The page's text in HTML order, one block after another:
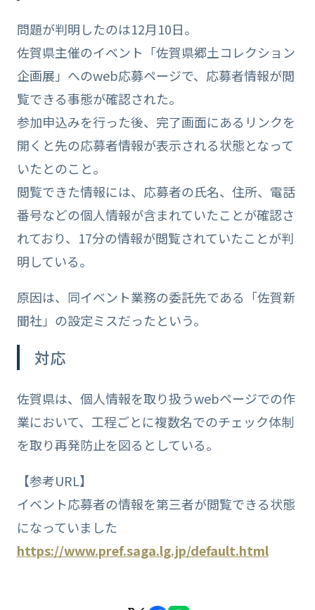
問題が判明したのは12月10日。
佐賀県主催のイベント「佐賀県郷土コレクション
企画展」へのweb応募ページで、応募者情報が閲
覧できる事態が確認された。
参加申込みを行った後、完了画面にあるリンクを
開くと先の応募者情報が表示される状態となって
いたとのこと。
閲覧できた情報には、応募者の氏名、住所、電話
番号などの個人情報が含まれていたことが確認さ
れており、17分の情報が閲覧されていたことが判
明している。
原因は、同イベント業務の委託先である「佐賀新
聞社」の設定ミスだったという。
対応
佐賀県は、個人情報を取り扱うwebページでの作
業において、工程ごとに複数名でのチェック体制
を取り再発防止を図るとしている。
【参考URL】
イベント応募者の情報を第三者が閲覧できる状態
になっていました
https://www.pref.saga.lg.jp/default.html